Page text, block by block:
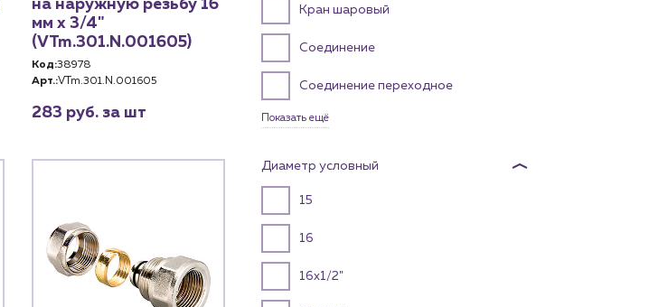
на наружную резьбу 16
мм х 3/4"
(VTm.301.N.001605)
Код:38978
Арт.:VTm.301.N.001605
283 руб. за шт
Кран шаровый
Соединение
Соединение переходное
Показать ещё
Диаметр условный
15
16
16x1/2"